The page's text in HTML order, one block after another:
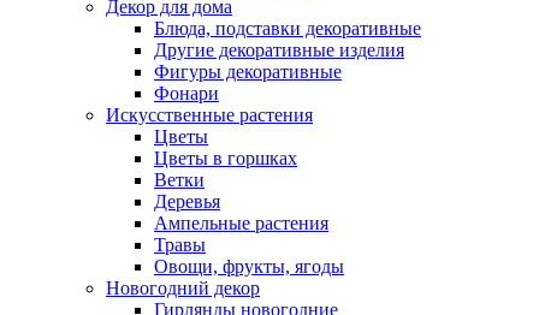
Декор для дома
Блюда, подставки декоративные
Другие декоративные изделия
Фигуры декоративные
Фонари
Искусственные растения
Цветы
Цветы в горшках
Ветки
Деревья
Ампельные растения
Травы
Овощи, фрукты, ягоды
Новогодний декор
Гирлянды новогодние